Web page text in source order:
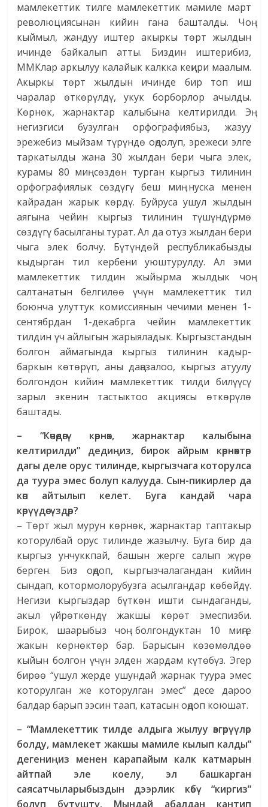
мамлекеттик тилге мамлекеттик мамиле март
революциясынан кийин гана башталды. Чоң
кыймыл, жандуу иштер акыркы төрт жылдын
ичинде байкалып атты. Биздин иштерибиз,
ММКлар аркылуу калайык калкка кеңири маалым.
Акыркы төрт жылдын ичинде бир топ иш
чаралар өткөрүлдү, укук борборлор ачылды.
Көрнөк, жарнактар калыбына келтирилди. Эң
негизгиси бузулган орфографиябыз, жазуу
эрежебиз мыйзам түрүндө оңдолуп, эрежеси элге
таркатылды жана 30 жылдан бери чыга элек,
курамы 80 миң сөздөн турган кыргыз тилинин
орфографиялык сөздүгү беш миң нуска менен
кайрадан жарык көрдү. Буйруса ушул жылдын
аягына чейин кыргыз тилинин түшүндүрмө
сөздүгү басылганы турат. Ал да отуз жылдан бери
чыга элек болчу. Бүтүндөй республикабызды
кыдырган тил кербени уюштурулду. Ал эми
мамлекеттик тилдин жыйырма жылдык чоң
салтанатын белгилөө үчүн мамлекеттик тил
боюнча улуттук комиссиянын чечими менен 1-
сентябрдан 1-декабрга чейин мамлекеттик
тилдин үч айлыгын жарыяладык. Кыргызстандын
болгон аймагында кыргыз тилинин кадыр-
баркын көтөрүп, аны даңазалоо, кыргыз атуулу
болгондон кийин мамлекеттик тилди билүүсү
зарыл экенин тастыктоо акциясы өткөрүлө
баштады.
– “Көчөдөгү көрнөк, жарнактар калыбына
келтирилди” дедиңиз, бирок айрым көрнөктөр
дагы деле орус тилинде, кыргызчага которулса
да туура эмес болуп калууда. Сын-пикирлер да
көп айтылып келет. Буга кандай чара
көрүүдөсүздөр?
– Төрт жыл мурун көрнөк, жарнактар таптакыр
которулбай орус тилинде жазылчу. Буга бир да
кыргыз унчуккпай, башын жерге салып жүрө
берген. Биз оңдоп, кыргызчалагандан кийин
сындап, котормолорубузга асылгандар көбөйдү.
Негизи кыргыздар бүткөн ишти сындаганды,
акыл үйрөткөндү жакшы көрөт эмеспизби.
Бирок, шаарыбыз чоң болгондуктан 10 миңге
жакын көрнөктөр бар. Барысын көзөмөлдөө
кыйын болгон үчүн элден жардам күтөбүз. Эгер
бирөө “ушул жерде ушундай жарнак туура эмес
которулган же которулган эмес” десе дароо
балдар барып ээсин таап, катасын оңдоп коюшат.
– “Мамлекеттик тилде алдыга жылуу өзгөрүүлөр
болду, мамлекет жакшы мамиле кылып калды”
дегениңиз менен карапайым калк катмарын
айтпай эле коелу, эл башкарган
саясатчыларыбыздын дээрлик көбү “киргиз”
болуп бүтүштү. Мындай абалдан кантип